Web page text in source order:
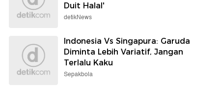
Duit Halal'
detikNews
Indonesia Vs Singapura: Garuda
Diminta Lebih Variatif, Jangan
Terlalu Kaku
Sepakbola